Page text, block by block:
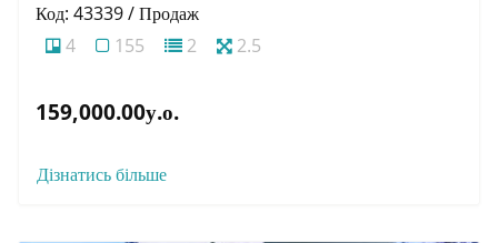
Код: 43339 / Продаж
4
155 2 2.5
159,000.00у.о.
Дізнатись більше